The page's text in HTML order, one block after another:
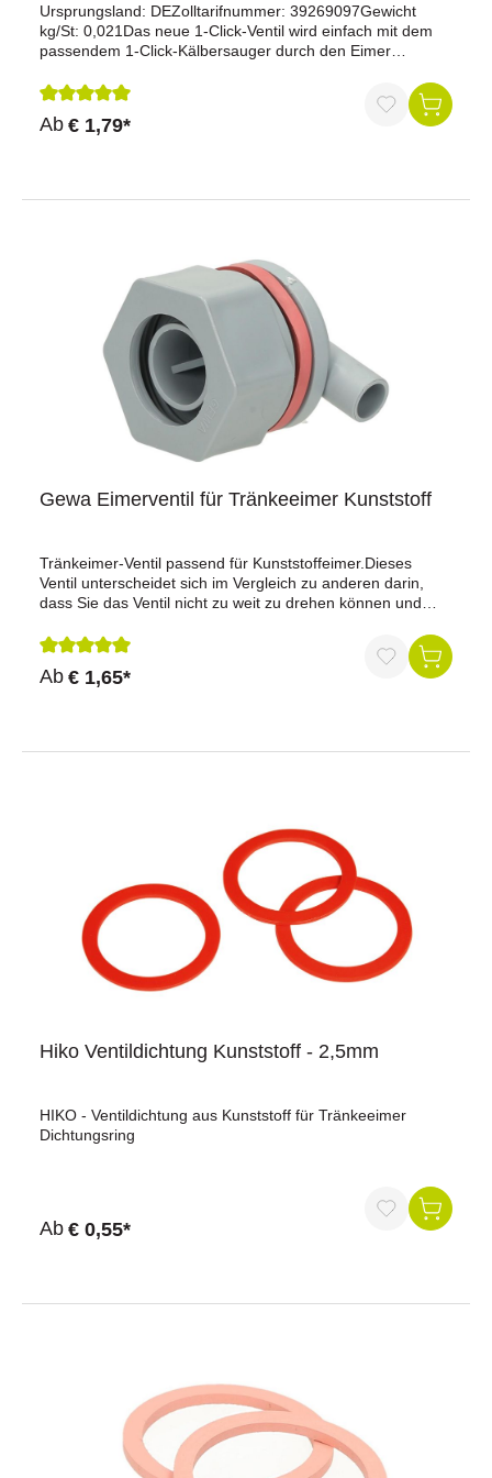
Ursprungsland: DEZolltarifnummer: 39269097Gewicht
kg/St: 0,021Das neue 1-Click-Ventil wird einfach mit dem
passendem 1-Click-Kälbersauger durch den Eimer
AusbauKeine Ventildichtung erforderlichKeine
Keimbelastung durch Klappeminimaler ZeitaufwandMade
Durchschnittliche Bewertung von 5 von 5 Sternen
Ab € 1,79*
Gewa Eimerventil für Tränkeeimer Kunststoff
Tränkeimer-Ventil passend für Kunststoffeimer.Dieses
Ventil unterscheidet sich im Vergleich zu anderen darin,
dass Sie das Ventil nicht zu weit zu drehen können und
bleibt.Made in Germany
Durchschnittliche Bewertung von 5 von 5 Sternen
Ab € 1,65*
Hiko Ventildichtung Kunststoff - 2,5mm
HIKO - Ventildichtung aus Kunststoff für Tränkeeimer
Dichtungsring
Ab € 0,55*